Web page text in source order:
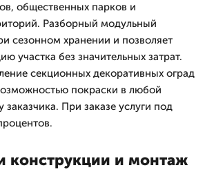
общественных парков и
Разборный модульный
сезонном хранении и позволяет
участка без значительных затрат.
секционных декоративных оград
покраски в любой
заказчика. При заказе услуги под
конструкции и монтаж